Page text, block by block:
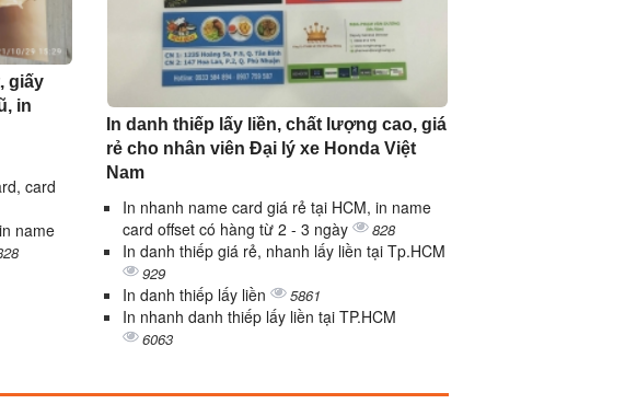
giấy
in
card
name
In danh thiếp lấy liền, chất lượng cao, giá
rẻ cho nhân viên Đại lý xe Honda Việt
Nam
In nhanh name card giá rẻ tại HCM, in name
card offset có hàng từ 2 - 3 ngày
828
In danh thiếp giá rẻ, nhanh lấy liền tại Tp.HCM
929
In danh thiếp lấy liền 5861
In nhanh danh thiếp lấy liền tại TP.HCM
6063